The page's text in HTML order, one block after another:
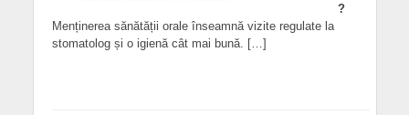
?
Menținerea sănătății orale înseamnă vizite regulate la
stomatolog și o igienă cât mai bună. […]